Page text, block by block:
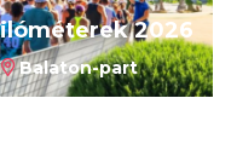
2026
Balaton-part